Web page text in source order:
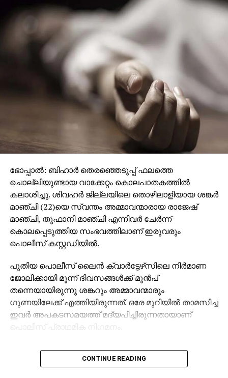
തുടരുകയാണ്.
ഭോപ്പാല്‍: ബിഹാര്‍ തെരഞ്ഞെടുപ്പ് ഫലത്തെ
ചൊല്ലിയുണ്ടായ വാക്കേറ്റം കൊലപാതകത്തില്‍
കലാശിച്ചു. ശിവഹര്‍ ജില്ലയിലെ തൊഴിലാളിയായ ശങ്കര്‍
മാഞ്ചി (22)യെ സ്വന്തം അമ്മാവന്മാരായ രാജേഷ്
മാഞ്ചി, തൂഫാനി മാഞ്ചി എന്നിവര്‍ ചേര്‍ന്ന്
കൊലപ്പെടുത്തിയ സംഭവത്തിലാണ് ഇരുവരും
പൊലീസ് കസ്റ്റഡിയില്‍.
പുതിയ പൊലീസ് ലൈന്‍ ക്വാര്‍ട്ടേഴ്‌സിലെ നിര്‍മാണ
ജോലിക്കായി മൂന്ന് ദിവസങ്ങള്‍ക്ക് മുന്‍പ്
തന്നെയായിരുന്നു ശങ്കറും അമ്മാവന്മാരും
ഗുണയിലേക്ക് എത്തിയിരുന്നത്. ഒരേ മുറിയില്‍ താമസിച്ച
ഇവര്‍ അപകടസമയത്ത് മദ്യപിച്ചിരുന്നതായാണ്
പൊലീസ് പ്രാഥമിക നിഗമനം.
പോലീസിന്റെ പ്രകാരം ശങ്കര്‍ ആര്‍ജെഡി
അനുഭാവിയായിരുന്നു അമ്മാവന്മാര്‍ ജെഡ്യു
CONTINUE READING